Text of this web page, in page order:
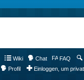
Wiki Chat FAQ
Profil
Einloggen, um